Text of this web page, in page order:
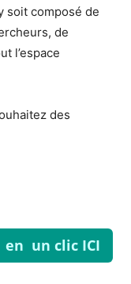
soit composé de
de
l’espace
des
en un clic ICI